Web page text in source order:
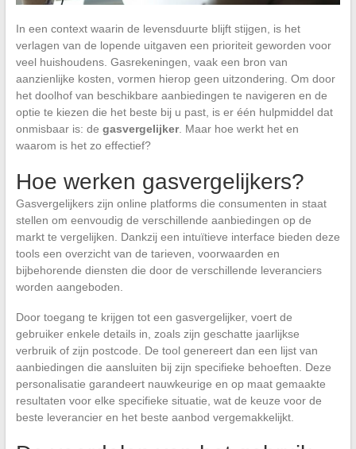
In een context waarin de levensduurte blijft stijgen, is het
verlagen van de lopende uitgaven een prioriteit geworden voor
veel huishoudens. Gasrekeningen, vaak een bron van
aanzienlijke kosten, vormen hierop geen uitzondering. Om door
het doolhof van beschikbare aanbiedingen te navigeren en de
optie te kiezen die het beste bij u past, is er één hulpmiddel dat
onmisbaar is: de gasvergelijker. Maar hoe werkt het en
waarom is het zo effectief?
Hoe werken gasvergelijkers?
Gasvergelijkers zijn online platforms die consumenten in staat
stellen om eenvoudig de verschillende aanbiedingen op de
markt te vergelijken. Dankzij een intuïtieve interface bieden deze
tools een overzicht van de tarieven, voorwaarden en
bijbehorende diensten die door de verschillende leveranciers
worden aangeboden.
Door toegang te krijgen tot een gasvergelijker, voert de
gebruiker enkele details in, zoals zijn geschatte jaarlijkse
verbruik of zijn postcode. De tool genereert dan een lijst van
aanbiedingen die aansluiten bij zijn specifieke behoeften. Deze
personalisatie garandeert nauwkeurige en op maat gemaakte
resultaten voor elke specifieke situatie, wat de keuze voor de
beste leverancier en het beste aanbod vergemakkelijkt.